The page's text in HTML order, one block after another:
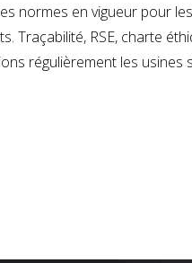
normes en vigueur pour
Traçabilité, RSE, charte
régulièrement les usines